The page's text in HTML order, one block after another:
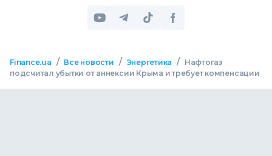
Finance.ua / Все новости / Энергетика /
Нафтогаз
подсчитал убытки от аннексии Крыма и требует компенсации